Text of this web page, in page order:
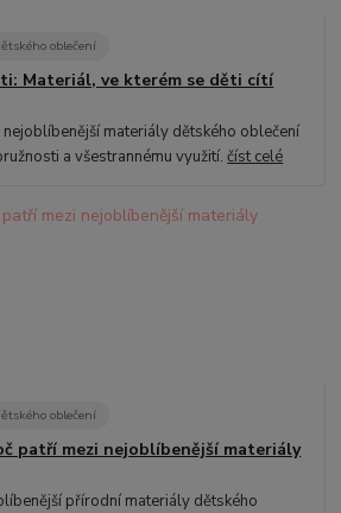
oblečení
Materiál, ve kterém se děti cítí
materiály dětského oblečení
a všestrannému využití.číst celé
oblečení
patří mezi nejoblíbenější materiály
přírodní materiály dětského